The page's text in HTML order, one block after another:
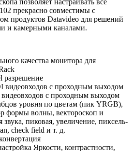
позволяет настраивать все
прекрасно совместимы с
продуктов Datavideo для решений
и камерными каналами.
качества монитора для
разрешение
видеовходов с проходным выходом
с проходным выходом
уровня по цветам (пик YRGB),
формы волны, вектороскоп и
звука, пиковая, увеличение, пиксель-
check field и т. д.
Яркости, контрастности,